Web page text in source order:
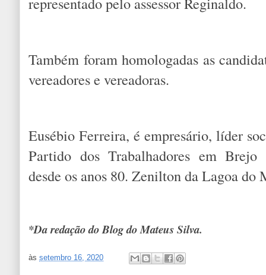
Também foram homologadas as
vereadores e vereadoras.
Eusébio Ferreira, é empresário, líder
Partido dos Trabalhadores em
desde os anos 80. Zenilton da Lagoa
*Da redação do Blog do Mateus Silva.
àssetembro 16, 2020